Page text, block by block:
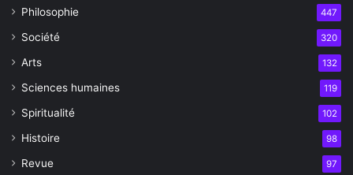
Philosophie 447
Société 320
Arts 132
Sciences humaines 119
Spiritualité 102
Histoire 98
Revue 97